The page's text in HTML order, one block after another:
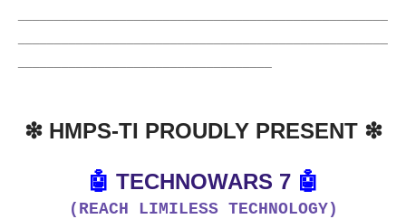
❇ HMPS-TI PROUDLY PRESENT ❇
🤖 TECHNOWARS 7🤖
(REACH LIMILESS TECHNOLOGY)